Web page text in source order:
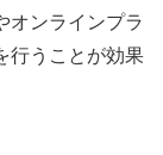
オンラインプラ
行うことが効果